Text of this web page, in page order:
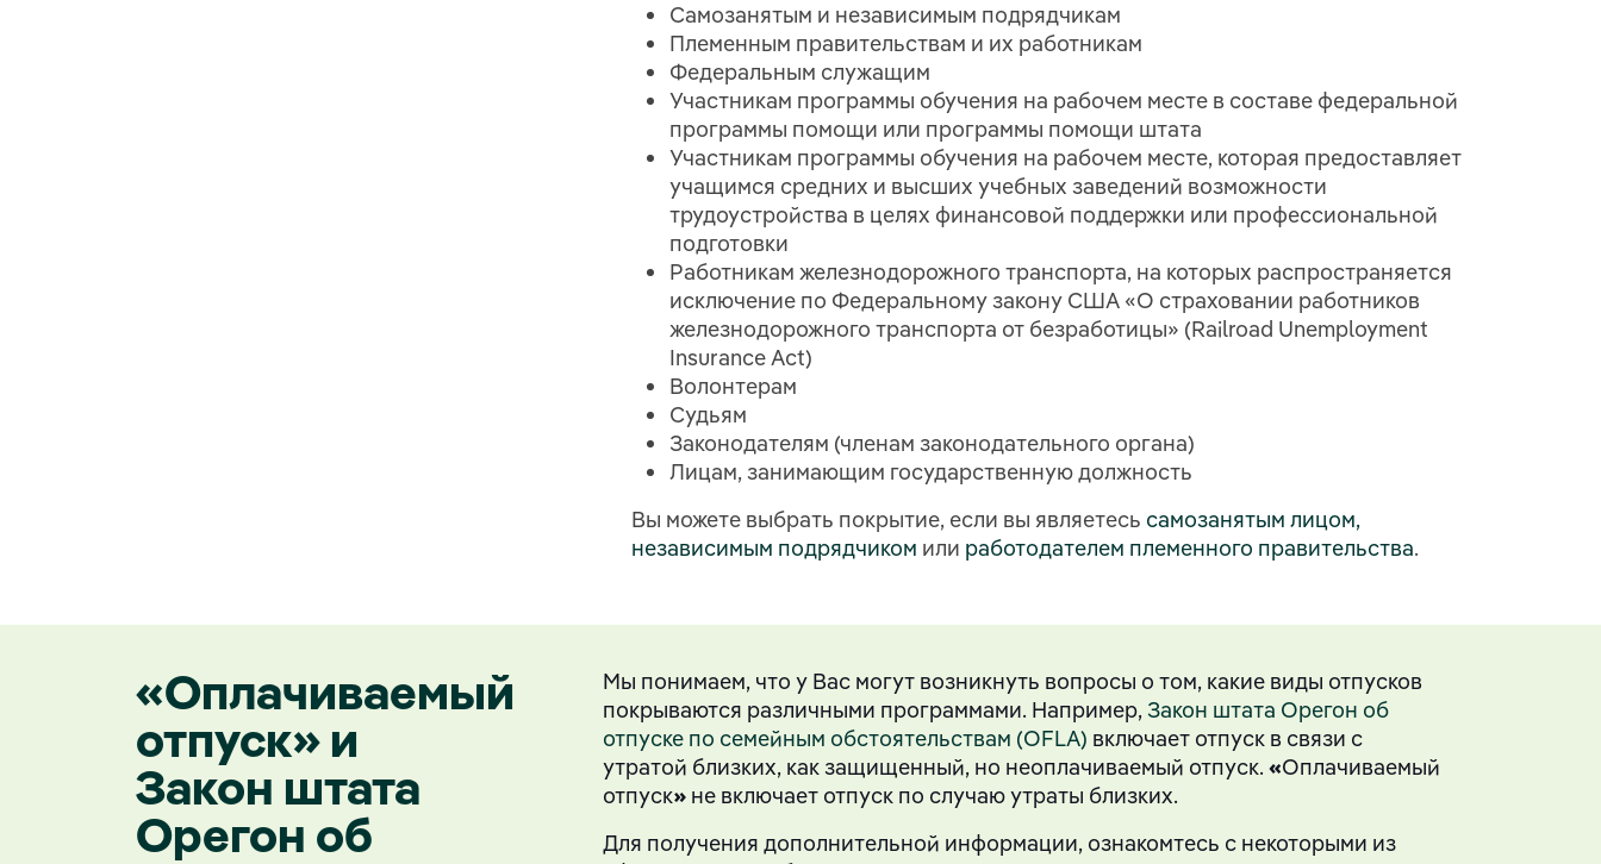
Самозанятым и независимым подрядчикам
Племенным правительствам и их работникам
Федеральным служащим
Участникам программы обучения на рабочем месте в составе федеральной
программы помощи или программы помощи штата
Участникам программы обучения на рабочем месте, которая предоставляет
учащимся средних и высших учебных заведений возможности
трудоустройства в целях финансовой поддержки или профессиональной
подготовки
Работникам железнодорожного транспорта, на которых распространяется
исключение по Федеральному закону США «О страховании работников
железнодорожного транспорта от безработицы» (Railroad Unemployment
Insurance Act)
Волонтерам
Cудьям
Законодателям (членам законодательного органа)
Лицам, занимающим государственную должность
Вы можете выбрать покрытие, если вы являетесь самозанятым лицом,
независимым подрядчиком или работодателем племенного правительства.
«Оплачиваемый
отпуск» и
Закон штата
Орегон об
Мы понимаем, что у Вас могут возникнуть вопросы о том, какие виды отпусков
покрываются различными программами. Например, Закон штата Орегон об
отпуске по семейным обстоятельствам (OFLA) включает отпуск в связи с
утратой близких, как защищенный, но неоплачиваемый отпуск. «Оплачиваемый
отпуск» не включает отпуск по случаю утраты близких.
Для получения дополнительной информации, ознакомтесь с некоторыми из